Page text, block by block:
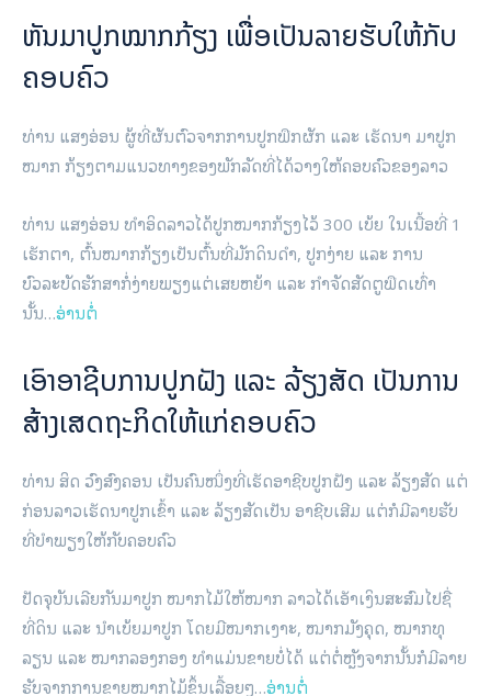
ຫັນມາປູກໝາກກ້ຽງ ເພື່ອເປັນລາຍຮັບໃຫ້ກັບ
ຄອບຄົວ
ທ່ານ ແສງອ່ອນ ຜູ້ທີ່ຜັນຕົວຈາກການປູກພືກຜັກ ແລະ ເຮັດນາ ມາປູກ
ໝາກ ກ້ຽງຕາມແນວທາງຂອງພັກລັດທີ່ໄດ້ວາງໃຫ້ຄອບຄົວຂອງລາວ
ທ່ານ ແສງອ່ອນ ທຳອິດລາວໄດ້ປູກໝາກກ້ຽງໄວ້ 300 ເບ້ຍ ໃນເນື້ອທີ່ 1
ເຮັກຕາ, ຕົ້ນໝາກກ້ຽງເປັນຕົ້ນທີ່ມັກດິນດຳ, ປູກງ່າຍ ແລະ ການ
ບົວລະບັດຮັກສາກໍ່ງ່າຍພຽງແຕ່ເສຍຫຍ້າ ແລະ ກຳຈັດສັດຕູພືດເທົ່າ
ນັ້ນ…ອ່ານຕໍ່
ເອົາອາຊີບການປູກຝັງ ແລະ ລ້ຽງສັດ ເປັນການ
ສ້າງເສດຖະກິດໃຫ້ແກ່ຄອບຄົວ
ທ່ານ ສິດ ວົງສົງຄອນ ເປັນຄົນໜຶ່ງທີ່ເຮັດອາຊີບປູກຝັງ ແລະ ລ້ຽງສັດ ແຕ່
ກ່ອນລາວເຮັດນາປູກເຂົ້າ ແລະ ລ້ຽງສັດເປັນ ອາຊີບເສີມ ແຕ່ກໍມີລາຍຮັບ
ທີ່ບໍາພຽງໃຫ້ກັບຄອບຄົວ
ປັດຈຸບັນເລີຍກັນມາປູກ ໝາກໄມ້ໃຫ້ໝາກ ລາວໄດ້ເອັາເງິນສະສົມໄປຊື່
ທີ່ດິນ ແລະ ນຳເບ້ຍມາປູກ ໂດຍມີໝາກເງາະ, ໝາກມັງຄຸດ, ໝາກທຸ
ລຽນ ແລະ ໝາກລອງກອງ ທຳແມ່ນຂາຍບໍ່ໄດ້ ແຕ່ຕໍ່ຫຼັງຈາກນັ້ນກໍມີລາຍ
ຮັບຈາກການຂາຍໝາກໄມ້ຂຶ້ນເລື້ອຍໆ…ອ່ານຕໍ່